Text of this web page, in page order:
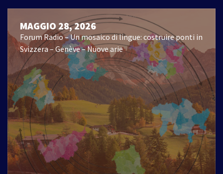
MAGGIO 28, 2026
Forum Radio – Un mosaico di lingue: costruire ponti in
Svizzera – Genève – Nuove arie